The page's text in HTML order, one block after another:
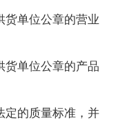
货单位公章的营业
货单位公章的产品
定的质量标准，并